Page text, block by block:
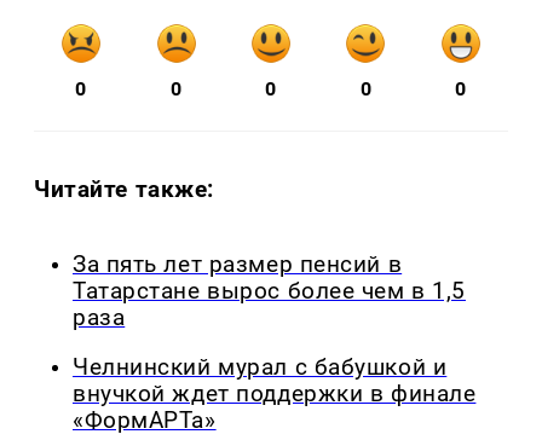
0 0 0 0 0
Читайте также:
За пять лет размер пенсий в
Татарстане вырос более чем в 1,5
раза
Челнинский мурал с бабушкой и
внучкой ждет поддержки в финале
«ФормАРТа»